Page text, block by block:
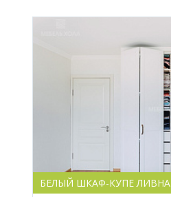
БЕЛЫЙ ШКАФ-КУПЕ ЛИВНА